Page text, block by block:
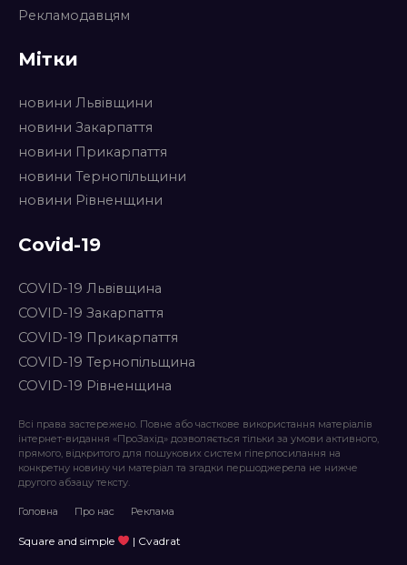
Рекламодавцям
Мітки
новини Львівщини
новини Закарпаття
новини Прикарпаття
новини Тернопільщини
новини Рівненщини
Covid-19
COVID-19 Львівщина
COVID-19 Закарпаття
COVID-19 Прикарпаття
COVID-19 Тернопільщина
COVID-19 Рівненщина
Всі права застережено. Повне або часткове використання матеріалів
інтернет-видання «ПроЗахід» дозволяється тільки за умови активного,
прямого, відкритого для пошукових систем гіперпосилання на
конкретну новину чи матеріал та згадки першоджерела не нижче
другого абзацу тексту.
Головна Про нас Реклама
Square and simple | Cvadrat